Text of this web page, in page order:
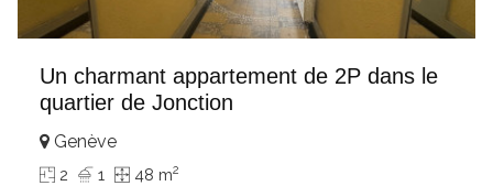
Un charmant appartement de 2P dans le
quartier de Jonction
Genève
2 1 48 m2